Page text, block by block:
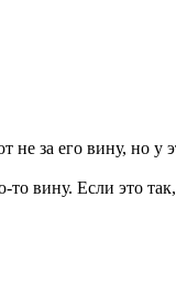
за его вину, но у
вину. Если это